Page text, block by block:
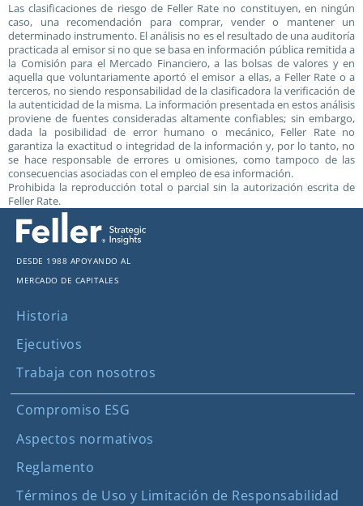
Las clasificaciones de riesgo de Feller Rate no constituyen, en ningún
caso, una recomendación para comprar, vender o mantener un
determinado instrumento. El análisis no es el resultado de una auditoría
practicada al emisor si no que se basa en información pública remitida a
la Comisión para el Mercado Financiero, a las bolsas de valores y en
aquella que voluntariamente aportó el emisor a ellas, a Feller Rate o a
terceros, no siendo responsabilidad de la clasificadora la verificación de
la autenticidad de la misma. La información presentada en estos análisis
proviene de fuentes consideradas altamente confiables; sin embargo,
dada la posibilidad de error humano o mecánico, Feller Rate no
garantiza la exactitud o integridad de la información y, por lo tanto, no
se hace responsable de errores u omisiones, como tampoco de las
consecuencias asociadas con el empleo de esa información.
Prohibida la reproducción total o parcial sin la autorización escrita de
Feller Rate.
Desde 1988 apoyando al
mercado de capitales
Historia
Ejecutivos
Trabaja con nosotros
Compromiso ESG
Aspectos normativos
Reglamento
Términos de Uso y Limitación de Responsabilidad